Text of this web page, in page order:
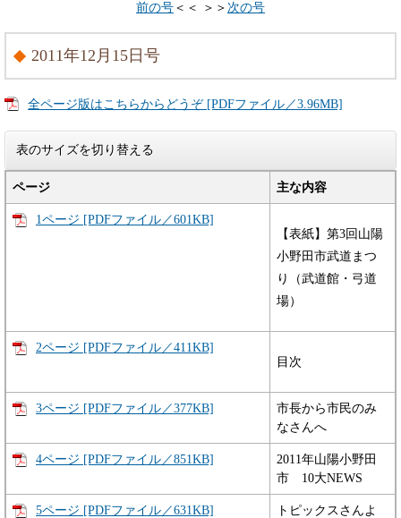
前の号 ＜＜ ＞＞ 次の号
2011年12月15日号
全ページ版はこちらからどうぞ [PDFファイル／3.96MB]
表のサイズを切り替える
ページ 主な内容
1ページ [PDFファイル／601KB]
【表紙】第3回山陽
小野田市武道まつ
り（武道館・弓道
場）
2ページ [PDFファイル／411KB]
目次
3ページ [PDFファイル／377KB]
市長から市民のみ
なさんへ
4ページ [PDFファイル／851KB]
2011年山陽小野田
市 10大NEWS
5ページ [PDFファイル／631KB]
トピックスさんよ